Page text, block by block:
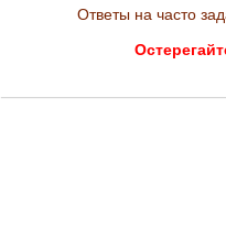
Ответы на часто